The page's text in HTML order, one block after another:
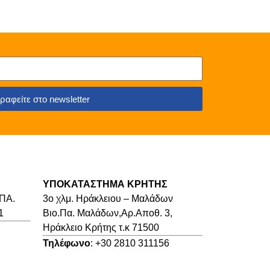
στο newsletter
ΥΠΟΚΑΤΑΣΤΗΜΑ ΚΡΗΤΗΣ
3o χλμ. Ηράκλειου – Μαλάδων
Βιο.Πα. Μαλάδων,Αρ.Αποθ. 3,
Ηράκλειο Κρήτης τ.κ 71500
Τηλέφωνο: +30 2810 311156